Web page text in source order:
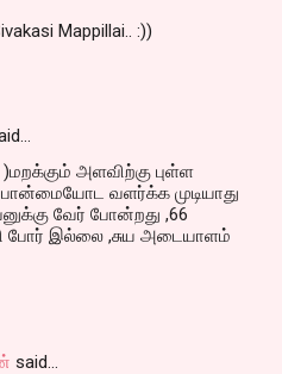
Mappillai.. :))
அளவிற்கு புள்ள
வளர்க்க முடியாது
வேர் போன்றது ,66
போர் இல்லை ,சுய அடையாளம்
said…